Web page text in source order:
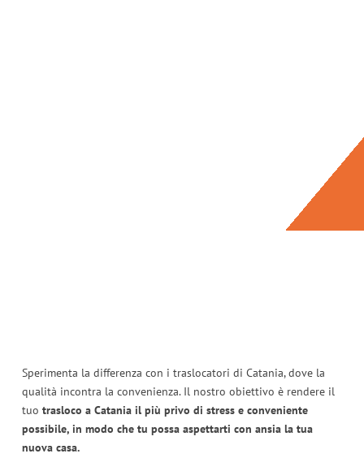
Sperimenta la differenza con i traslocatori di Catania, dove la
qualità incontra la convenienza. Il nostro obiettivo è rendere il
tuo trasloco a Catania il più privo di stress e conveniente
possibile, in modo che tu possa aspettarti con ansia la tua
nuova casa.